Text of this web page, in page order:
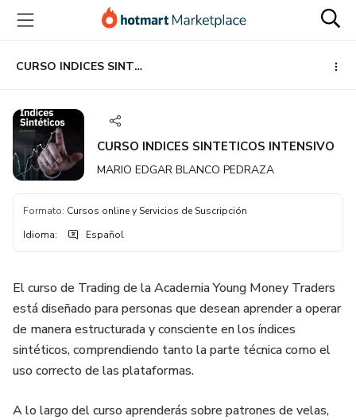
principal
página
de
página
CURSO INDICES SINTETICOS INTENSIVO
CURSO INDICES SINTETICOS INTENSIVO
MARIO EDGAR BLANCO PEDRAZA
Formato: Cursos online y Servicios de Suscripción
Idioma: Español
El curso de Trading de la Academia Young Money Traders
está diseñado para personas que desean aprender a operar
de manera estructurada y consciente en los índices
sintéticos, comprendiendo tanto la parte técnica como el
uso correcto de las plataformas.
A lo largo del curso aprenderás sobre patrones de velas,